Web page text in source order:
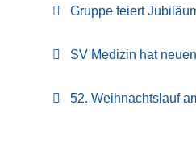
Gruppe feiert
SV Medizin hat
52. Weihnachtslauf